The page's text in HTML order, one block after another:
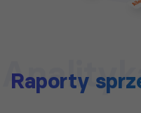
Raporty